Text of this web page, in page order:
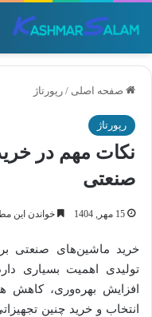
صفحه اصلی / رپورتاژ
رپورتاژ
نکات مهم در
صنعتی
15 مهر, 1404 خواندن این مطلب 5 دقیقه
خرید ماشین‌های صنعتی
تولیدی اهمیت بسیاری
افزایش بهره‌وری، کاهش
انتخاب و خرید چنین